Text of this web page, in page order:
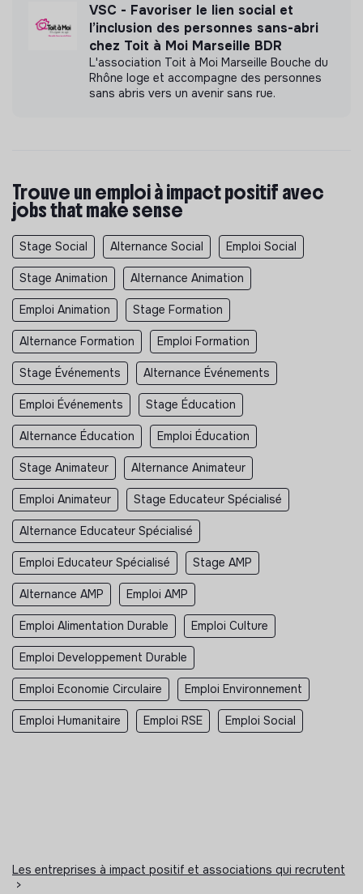
VSC - Favoriser le lien social et
l’inclusion des personnes sans-abri
chez Toit à Moi Marseille BDR
L'association Toit à Moi Marseille Bouche du
Rhône loge et accompagne des personnes
sans abris vers un avenir sans rue.
Trouve un emploi à impact positif avec
jobs that make sense
Stage Social Alternance Social Emploi Social
Stage Animation Alternance Animation
Emploi Animation Stage Formation
Alternance Formation Emploi Formation
Stage Événements Alternance Événements
Emploi Événements Stage Éducation
Alternance Éducation Emploi Éducation
Stage Animateur Alternance Animateur
Emploi Animateur Stage Educateur Spécialisé
Alternance Educateur Spécialisé
Emploi Educateur Spécialisé Stage AMP
Alternance AMP Emploi AMP
Emploi Alimentation Durable Emploi Culture
Emploi Developpement Durable
Emploi Economie Circulaire Emploi Environnement
Emploi Humanitaire Emploi RSE Emploi Social
Les entreprises à impact positif et associations qui recrutent
>